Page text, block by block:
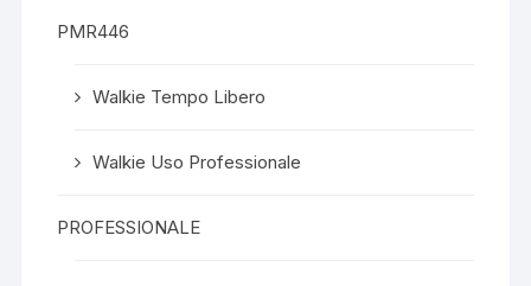
PMR446
Walkie Tempo Libero
Walkie Uso Professionale
PROFESSIONALE